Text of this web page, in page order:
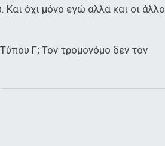
όχι μόνο εγώ αλλά και οι
Γ; Τον τρομονόμο δεν τον